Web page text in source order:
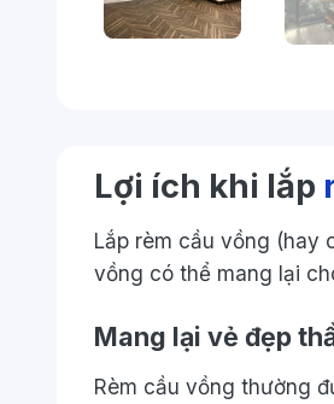
Lợi ích khi lắp
Lắp rèm cầu vồng (hay
vồng có thể mang lại
Mang lại vẻ đẹp
Rèm cầu vồng thường